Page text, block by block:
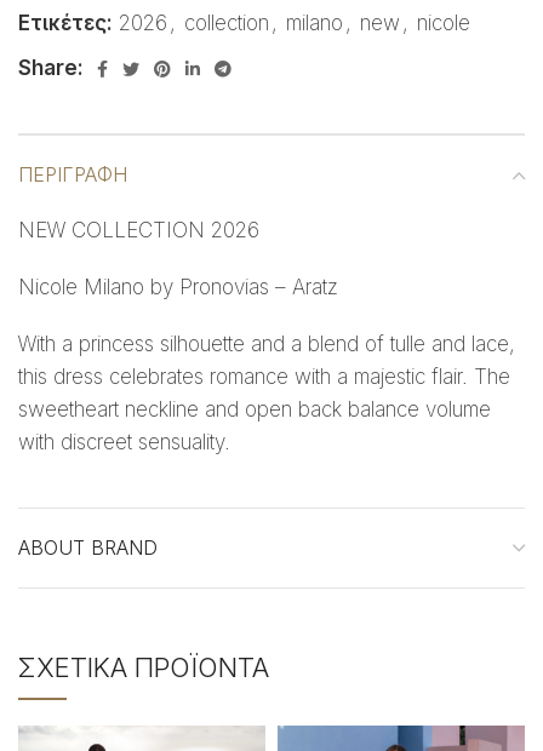
Ετικέτες: 2026 , collection , milano , new , nicole
Share:
ΠΕΡΙΓΡΑΦΉ
NEW COLLECTION 2026
Nicole Milano by Pronovias – Aratz
With a princess silhouette and a blend of tulle and lace,
this dress celebrates romance with a majestic flair. The
sweetheart neckline and open back balance volume
with discreet sensuality.
ABOUT BRAND
ΣΧΕΤΙΚΆ ΠΡΟΪΌΝΤΑ